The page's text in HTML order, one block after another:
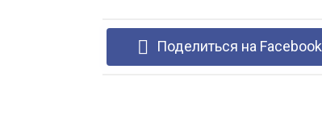
Поделиться на Facebook